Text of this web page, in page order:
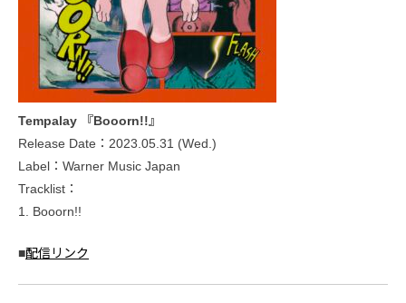
Tempalay 『Booorn!!』
Release Date：2023.05.31 (Wed.)
Label：Warner Music Japan
Tracklist：
1. Booorn!!
■配信リンク